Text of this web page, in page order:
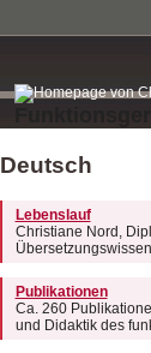
Deutsch
Lebenslauf
Christiane Nord,
Publikationen
Ca. 260
und Didaktik des